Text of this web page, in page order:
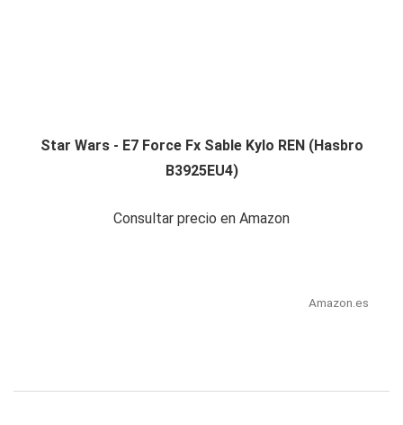
Star Wars - E7 Force Fx Sable Kylo REN (Hasbro
B3925EU4)
Consultar precio en Amazon
Amazon.es